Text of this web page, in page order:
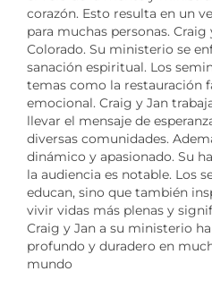
corazón. Esto resulta en un
para muchas personas.
Colorado. Su ministerio se
sanación espiritual. Los
temas como la restauración
emocional. Craig y Jan
llevar el mensaje de
diversas comunidades.
dinámico y apasionado. Su
la audiencia es notable. Los
educan, sino que también
vivir vidas más plenas y
Craig y Jan a su ministerio
profundo y duradero en
mundo